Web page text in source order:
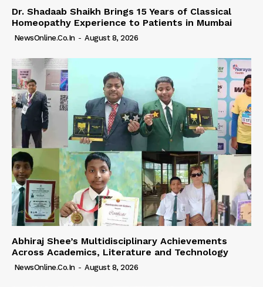
Dr. Shadaab Shaikh Brings 15 Years of Classical
Homeopathy Experience to Patients in Mumbai
NewsOnline.co.in - August 8, 2026
Abhiraj Shee’s Multidisciplinary Achievements
Across Academics, Literature and Technology
NewsOnline.co.in - August 8, 2026